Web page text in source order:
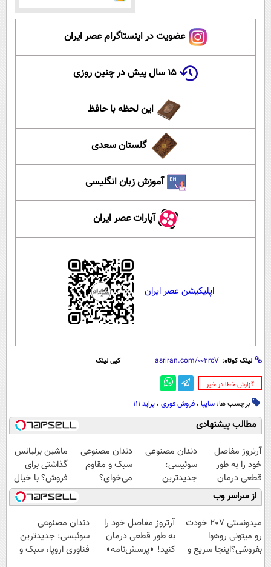
عضویت در اینستاگرام عصر ایران
۱۵ سال پیش در چنین روزی
این لحظه با حافظ
گلستان سعدی
آموزش زبان انگلیسی
آپارات عصر ایران
اپلیکیشن عصر ایران
لینک کوتاه: کپی لینک
‌گزارش خطا در خبر
برچسب ها: سایپا ، فروش فوری ، پراید 111
مطالب پیشنهادی
آرتروز مفاصل
خود را به طور
قطعی درمان
کنید!
◗پرسش‌نامه◖
دندان مصنوعی
سوئیسی:
جدیدترین
فناوری اروپا،
سبک و مقاوم |
پرداخت قسطی
دندان مصنوعی
سبک و مقاوم
می‌خوای؟
پرداخت اقساطی
هم داریم!😍 |
📍تهران
ماشین برلیانس
گذاشتی برای
فروش؟ با خیال
راحت بفروش
از سراسر وب
میدونستی 207 خودت
رو میتونی روهوا
بفروشی؟اینجا سریع و
آرتروز مفاصل خود را
به طور قطعی درمان
کنید! ◗پرسش‌نامه◖
دندان مصنوعی
سوئیسی: جدیدترین
فناوری اروپا، سبک و